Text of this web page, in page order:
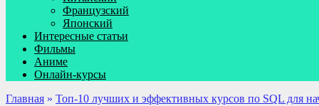
Французский
Японский
Интересные статьи
Фильмы
Аниме
Онлайн-курсы
Главная » Топ-10 лучших и эффективных курсов по SQL для